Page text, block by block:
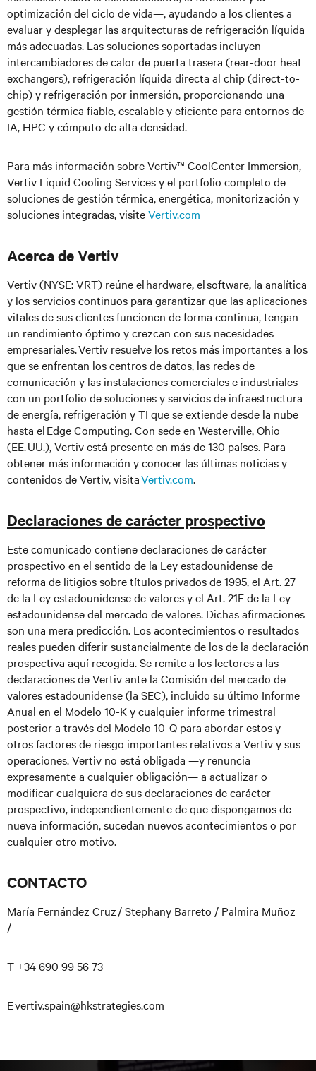
optimización del ciclo de vida—, ayudando a los clientes a
evaluar y desplegar las arquitecturas de refrigeración líquida
más adecuadas. Las soluciones soportadas incluyen
intercambiadores de calor de puerta trasera (rear-door heat
exchangers), refrigeración líquida directa al chip (direct-to-
chip) y refrigeración por inmersión, proporcionando una
gestión térmica fiable, escalable y eficiente para entornos de
IA, HPC y cómputo de alta densidad.
Para más información sobre Vertiv™ CoolCenter Immersion,
Vertiv Liquid Cooling Services y el portfolio completo de
soluciones de gestión térmica, energética, monitorización y
soluciones integradas, visiteVertiv.com
Acerca de Vertiv
Vertiv (NYSE: VRT) reúne el hardware, el software, la analítica
y los servicios continuos para garantizar que las aplicaciones
vitales de sus clientes funcionen de forma continua, tengan
un rendimiento óptimo y crezcan con sus necesidades
empresariales. Vertiv resuelve los retos más importantes a los
que se enfrentan los centros de datos, las redes de
comunicación y las instalaciones comerciales e industriales
con un portfolio de soluciones y servicios de infraestructura
de energía, refrigeración y TI que se extiende desde la nube
hasta el Edge Computing. Con sede en Westerville, Ohio
(EE. UU.), Vertiv está presente en más de 130 países. Para
obtener más información y conocer las últimas noticias y
contenidos de Vertiv, visitaVertiv.com.
Declaraciones de carácter prospectivo
Este comunicado contiene declaraciones de carácter
prospectivo en el sentido de la Ley estadounidense de
reforma de litigios sobre títulos privados de 1995, el Art. 27
de la Ley estadounidense de valores y el Art. 21E de la Ley
estadounidense del mercado de valores. Dichas afirmaciones
son una mera predicción. Los acontecimientos o resultados
reales pueden diferir sustancialmente de los de la declaración
prospectiva aquí recogida. Se remite a los lectores a las
declaraciones de Vertiv ante la Comisión del mercado de
valores estadounidense (la SEC), incluido su último Informe
Anual en el Modelo 10-K y cualquier informe trimestral
posterior a través del Modelo 10-Q para abordar estos y
otros factores de riesgo importantes relativos a Vertiv y sus
operaciones. Vertiv no está obligada —y renuncia
expresamente a cualquier obligación— a actualizar o
modificar cualquiera de sus declaraciones de carácter
prospectivo, independientemente de que dispongamos de
nueva información, sucedan nuevos acontecimientos o por
cualquier otro motivo.
CONTACTO
María Fernández Cruz / Stephany Barreto / Palmira Muñoz
/
T +34 690 99 56 73
E vertiv.spain@hkstrategies.com